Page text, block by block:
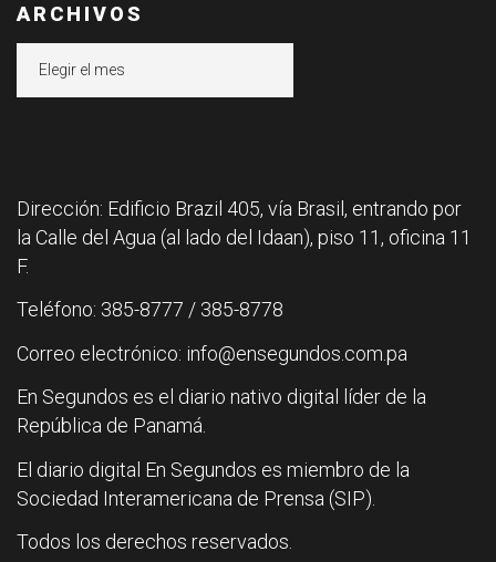
ARCHIVOS
Dirección: Edificio Brazil 405, vía Brasil, entrando por
la Calle del Agua (al lado del Idaan), piso 11, oficina 11
F.
Teléfono: 385-8777 / 385-8778
Correo electrónico: info@ensegundos.com.pa
En Segundos es el diario nativo digital líder de la
República de Panamá.
El diario digital En Segundos es miembro de la
Sociedad Interamericana de Prensa (SIP).
Todos los derechos reservados.